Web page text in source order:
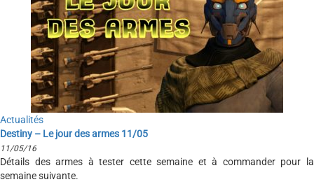
Actualités
Destiny – Le jour des armes 11/05
11/05/16
Détails des armes à tester cette semaine et à commander pour la
semaine suivante.